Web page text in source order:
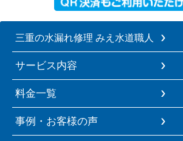
三重の水漏れ修理 みえ水道職人
サービス内容
料金一覧
事例・お客様の声